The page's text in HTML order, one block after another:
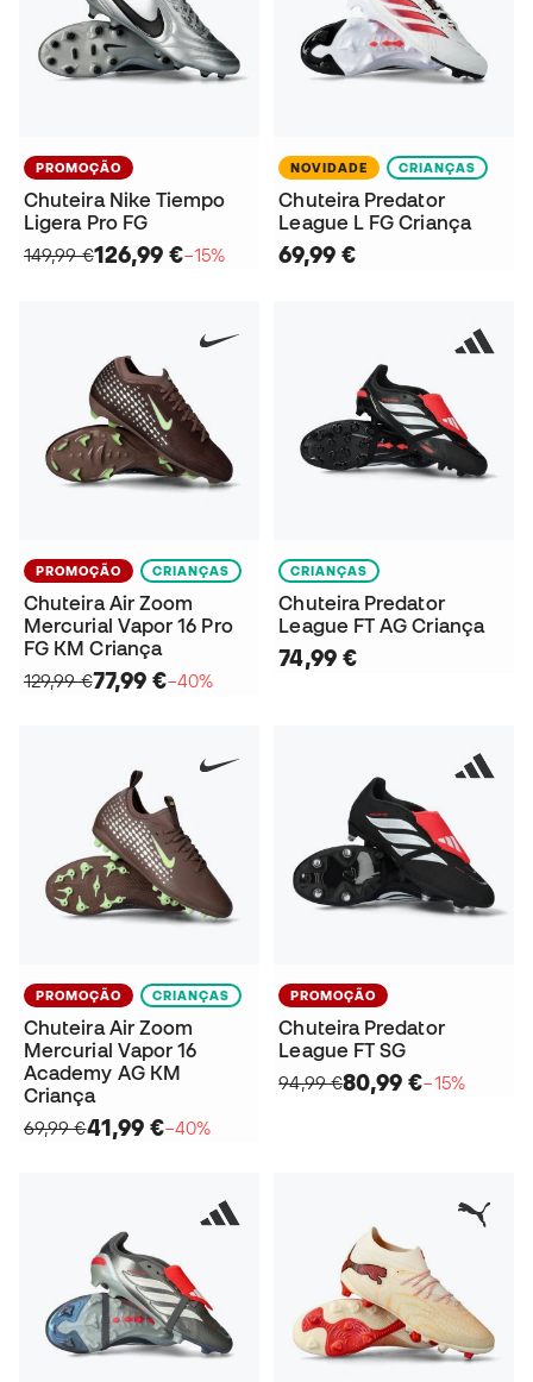
PROMOÇÃO
Chuteira Nike Tiempo
Ligera Pro FG
149,99 €126,99 €−15%
NOVIDADE CRIANÇAS
Chuteira Predator
League L FG Criança
69,99 €
PROMOÇÃO CRIANÇAS
Chuteira Air Zoom
Mercurial Vapor 16 Pro
FG KM Criança
129,99 €77,99 €−40%
CRIANÇAS
Chuteira Predator
League FT AG Criança
74,99 €
PROMOÇÃO CRIANÇAS
Chuteira Air Zoom
Mercurial Vapor 16
Academy AG KM
Criança
69,99 €41,99 €−40%
PROMOÇÃO
Chuteira Predator
League FT SG
94,99 €80,99 €−15%